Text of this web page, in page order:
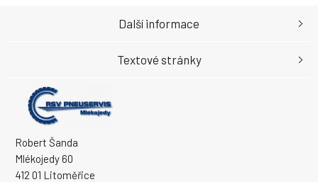
Robert Šanda
Mlékojedy 60
412 01 Litoměřice
Další informace
Textové stránky